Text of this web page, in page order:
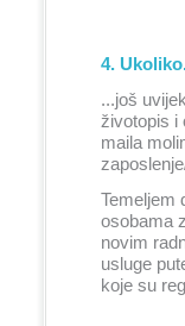
4.
...još
životopis i
maila
Temeljem
osobama
novim
usluge
koje su